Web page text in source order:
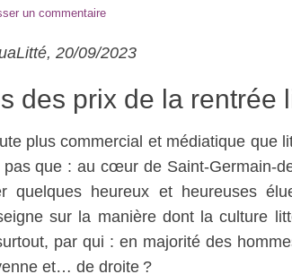
un commentaire
20/09/2023
des prix de la rentrée
plus commercial et médiatique que
que : au cœur de Saint-Germain-
quelques heureux et heureuses
sur la manière dont la culture
par qui : en majorité des
et… de droite ?